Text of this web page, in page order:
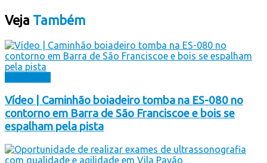
Veja Também
Vídeo | Caminhão boiadeiro tomba na ES-080 no
contorno em Barra de São Franciscoe e bois se
espalham pela pista